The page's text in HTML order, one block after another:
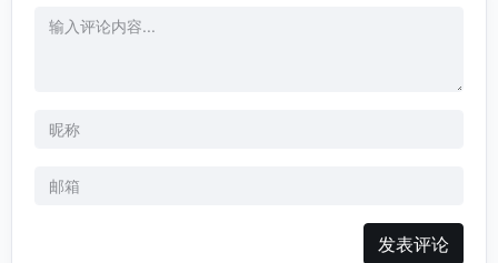
发表评论